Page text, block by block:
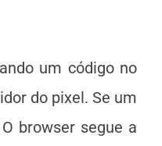
um código no
do pixel. Se um
browser segue a